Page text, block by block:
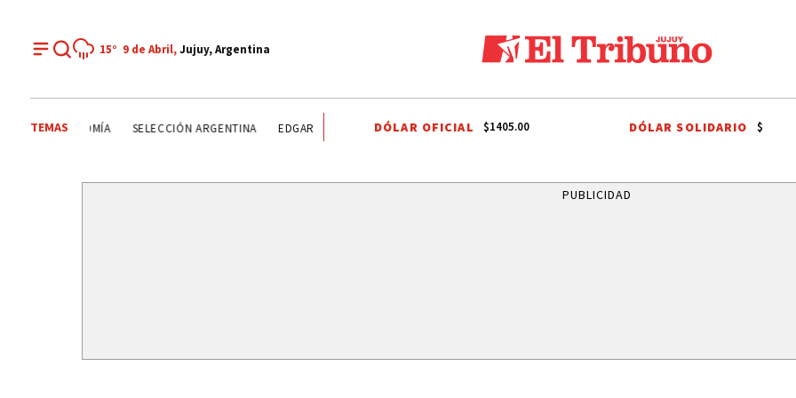
15° 9 de Abril,Jujuy, Argentina
TEMASEDGARDO ARAMAYO CASO ADORNI LAGUNA ESMERALDA CHRISTINA KOCH PERICO ECONOMÍA SELECCIÓN ARGENTINA
DÓLAR OFICIAL $1405.00 DÓLAR SOLIDARIO $
PUBLICIDAD